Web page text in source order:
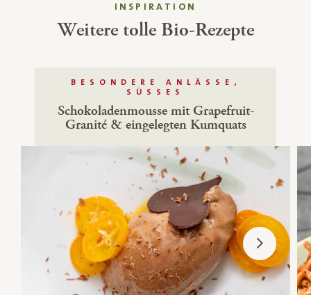
INSPIRATION
Weitere tolle Bio-Rezepte
BESONDERE ANLÄSSE,
SÜSSES
Schokoladenmousse mit Grapefruit-
Granité & eingelegten Kumquats